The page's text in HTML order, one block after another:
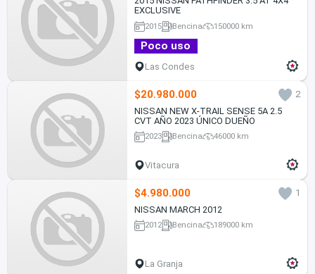
EXCLUSIVE
2015 Bencina 150000 km
Poco uso
Las Condes
$20.980.000
2
NISSAN NEW X-TRAIL SENSE 5A 2.5
CVT AÑO 2023 ÚNICO DUEÑO
2023 Bencina 46000 km
Vitacura
$4.980.000
1
NISSAN MARCH 2012
2012 Bencina 189000 km
La Granja